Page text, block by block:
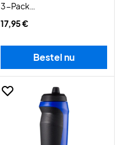
3-Pack
Spark/Gridiron/Pink
17,95 €
Bestel nu